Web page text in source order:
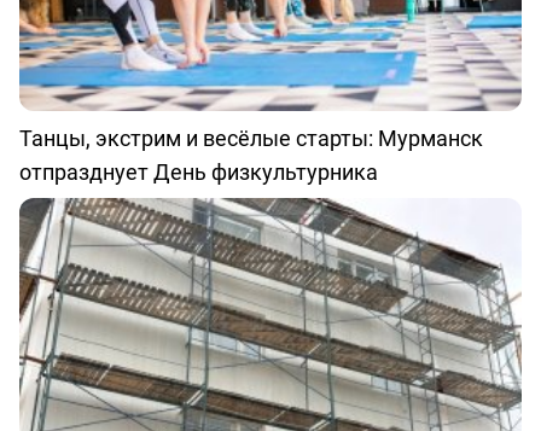
Танцы, экстрим и весёлые старты: Мурманск
отпразднует День физкультурника